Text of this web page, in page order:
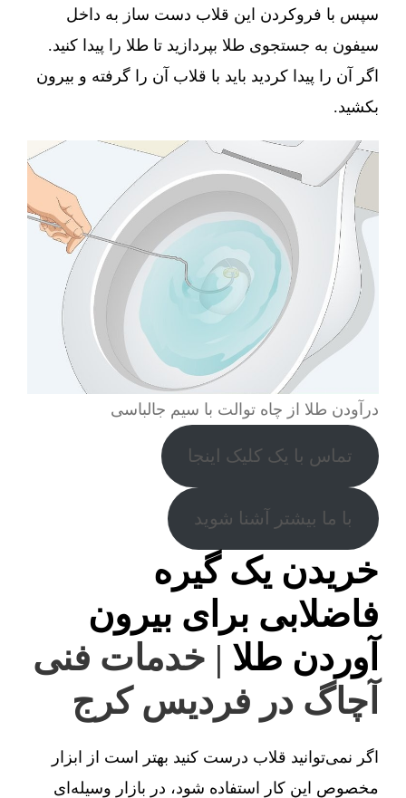
سپس با فروکردن این قلاب دست ساز به داخل
سیفون به جستجوی طلا بپردازید تا طلا را پیدا کنید.
اگر آن را پیدا کردید باید با قلاب آن را گرفته و بیرون
بکشید.
درآودن طلا از چاه توالت با سیم جالباسی
تماس با یک کلیک اینجا
با ما بیشتر آشنا شوید
خریدن یک گیره
فاضلابی برای بیرون
آوردن طلا | خدمات فنی
آچاگ در فردیس کرج
اگر نمی‌توانید قلاب درست کنید بهتر است از ابزار
مخصوص این کار استفاده شود، در بازار وسیله‌ای